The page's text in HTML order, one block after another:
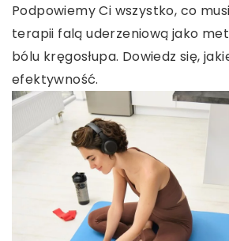
Podpowiemy Ci wszystko, co
terapii falą uderzeniową jako
bólu kręgosłupa. Dowiedz się,
efektywność.